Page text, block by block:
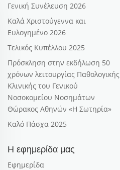
Γενική Συνέλευση 2026
Καλά Χριστούγεννα και
Ευλογημένο 2026
Τελικός Κυπέλλου 2025
Πρόσκληση στην εκδήλωση 50
χρόνων λειτουργίας Παθολογικής
Κλινικής του Γενικού
Νοσοκομείου Νοσημάτων
Θώρακος Αθηνών «Η Σωτηρία»
Καλό Πάσχα 2025
Η εφημερίδα μας
Εφημερίδα